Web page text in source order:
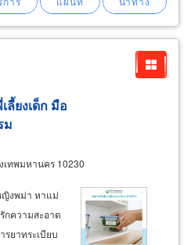
ยงเด็ก มือ
ม
ทพมหานคร 10230
งพม่า หาแม่
กความสะอาด
ยาทระเบียบ